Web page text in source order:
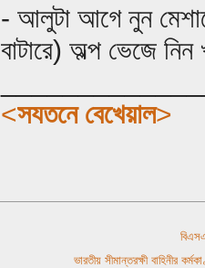
- আলুটা আগে নুন
বাটারে) অল্প ভেজে
<সযতনে বেখেয়াল>
ভারতীয় সীমান্তরক্ষী বাহিনীর